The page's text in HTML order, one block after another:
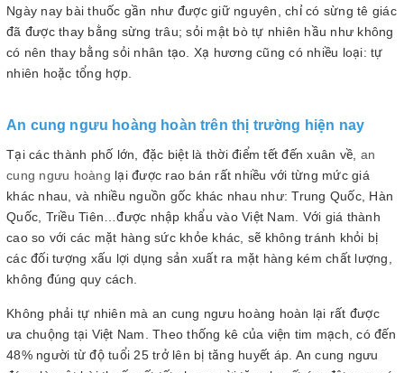
Ngày nay bài thuốc gần như được giữ nguyên, chỉ có sừng tê giác
đã được thay bằng sừng trâu; sỏi mật bò tự nhiên hầu như không
có nên thay bằng sỏi nhân tạo. Xạ hương cũng có nhiều loại: tự
nhiên hoặc tổng hợp.
An cung ngưu hoàng hoàn trên thị trường hiện nay
Tại các thành phố lớn, đặc biệt là thời điểm tết đến xuân về, an
cung ngưu hoàng lại được rao bán rất nhiều với từng mức giá
khác nhau, và nhiều nguồn gốc khác nhau như: Trung Quốc, Hàn
Quốc, Triều Tiên…được nhập khẩu vào Việt Nam. Với giá thành
cao so với các mặt hàng sức khỏe khác, sẽ không tránh khỏi bị
các đối tượng xấu lợi dụng sản xuất ra mặt hàng kém chất lượng,
không đúng quy cách.
Không phải tự nhiên mà an cung ngưu hoàng hoàn lại rất được
ưa chuộng tại Việt Nam. Theo thống kê của viện tim mạch, có đến
48% người từ độ tuổi 25 trở lên bị tăng huyết áp. An cung ngưu